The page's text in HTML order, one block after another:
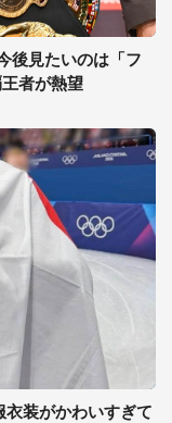
後見たいのは「フ
者が熱望
衣装がかわいすぎて